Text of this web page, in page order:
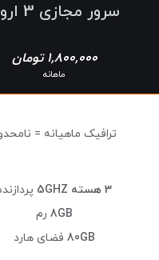
سرور مجازی 3 اروپا
1,800,000 تومان
ماهانه
ترافیک ماهیانه =
3 هسته 5GHZ
8GB رم
80GB فضای هارد